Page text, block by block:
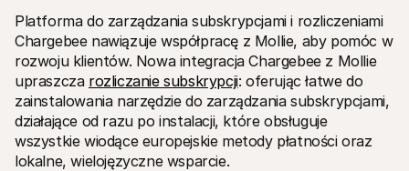
Zasoby techniczne
Portal dla deweloperów
Odkryj zasoby i aktualizacje dla deweloperów
Biblioteki
Zintegruj Mollie za pomocą gotowych bibliotek
Społeczność Discord
Platforma do zarządzania subskrypcjami i rozliczeniami
Chargebee nawiązuje współpracę z Mollie, aby pomóc w
rozwoju klientów. Nowa integracja Chargebee z Mollie
upraszcza rozliczanie subskrypcji: oferując łatwe do
zainstalowania narzędzie do zarządzania subskrypcjami,
działające od razu po instalacji, które obsługuje
wszystkie wiodące europejskie metody płatności oraz
lokalne, wielojęzyczne wsparcie.